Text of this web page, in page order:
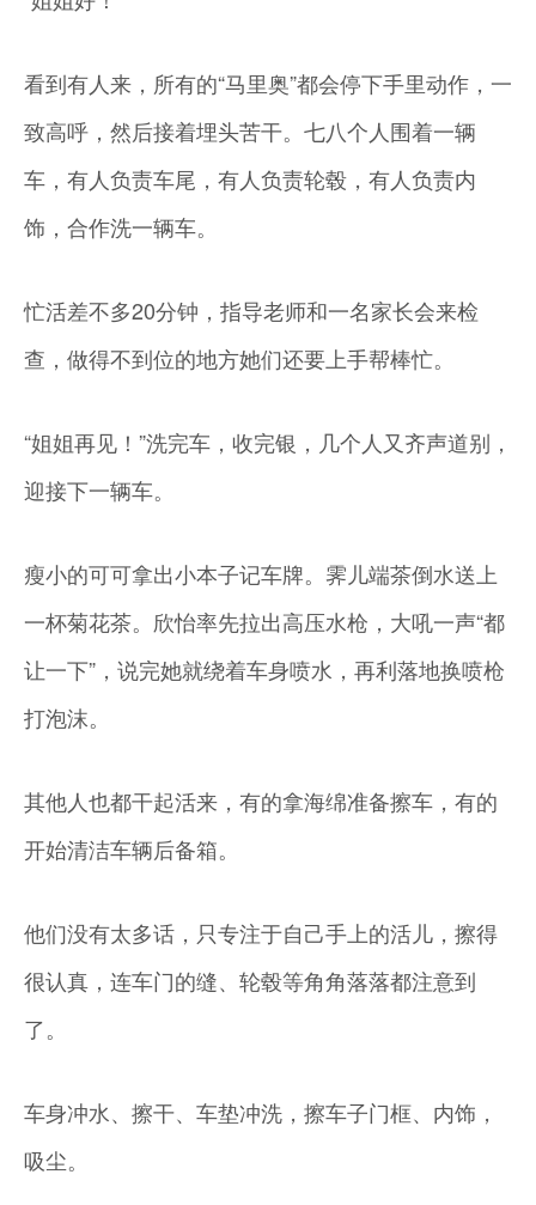
看到有人来，所有的“马里奥”都会停下手里动作，一
致高呼，然后接着埋头苦干。七八个人围着一辆
车，有人负责车尾，有人负责轮毂，有人负责内
饰，合作洗一辆车。
忙活差不多20分钟，指导老师和一名家长会来检
查，做得不到位的地方她们还要上手帮棒忙。
“姐姐再见！”洗完车，收完银，几个人又齐声道别，
迎接下一辆车。
瘦小的可可拿出小本子记车牌。霁儿端茶倒水送上
一杯菊花茶。欣怡率先拉出高压水枪，大吼一声“都
让一下”，说完她就绕着车身喷水，再利落地换喷枪
打泡沫。
其他人也都干起活来，有的拿海绵准备擦车，有的
开始清洁车辆后备箱。
他们没有太多话，只专注于自己手上的活儿，擦得
很认真，连车门的缝、轮毂等角角落落都注意到
了。
车身冲水、擦干、车垫冲洗，擦车子门框、内饰，
吸尘。